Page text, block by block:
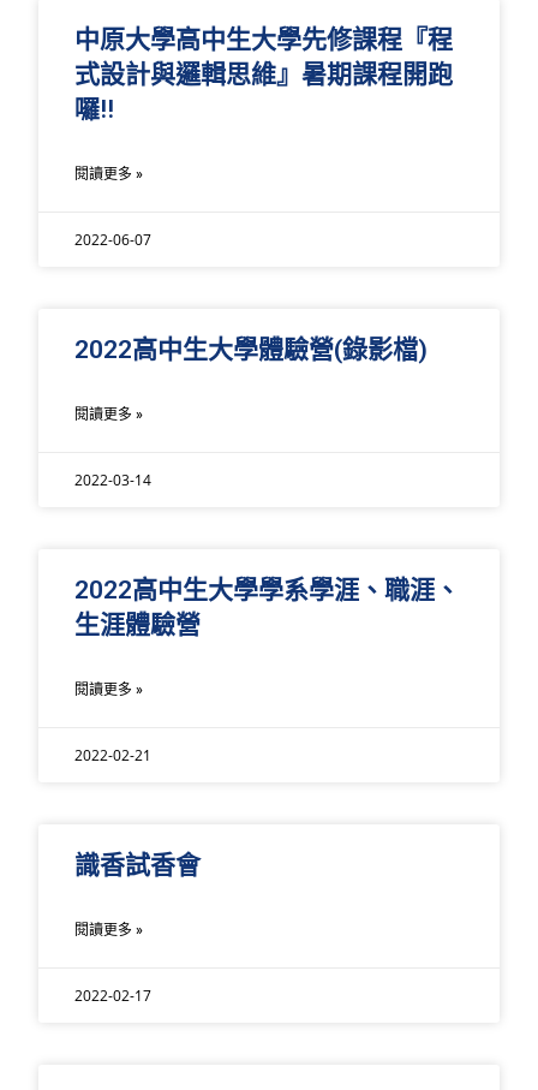
中原大學高中生大學先修課程『程
式設計與邏輯思維』暑期課程開跑
囉!!
閱讀更多 »
2022-06-07
2022高中生大學體驗營(錄影檔)
閱讀更多 »
2022-03-14
2022高中生大學學系學涯、職涯、
生涯體驗營
閱讀更多 »
2022-02-21
識香試香會
閱讀更多 »
2022-02-17